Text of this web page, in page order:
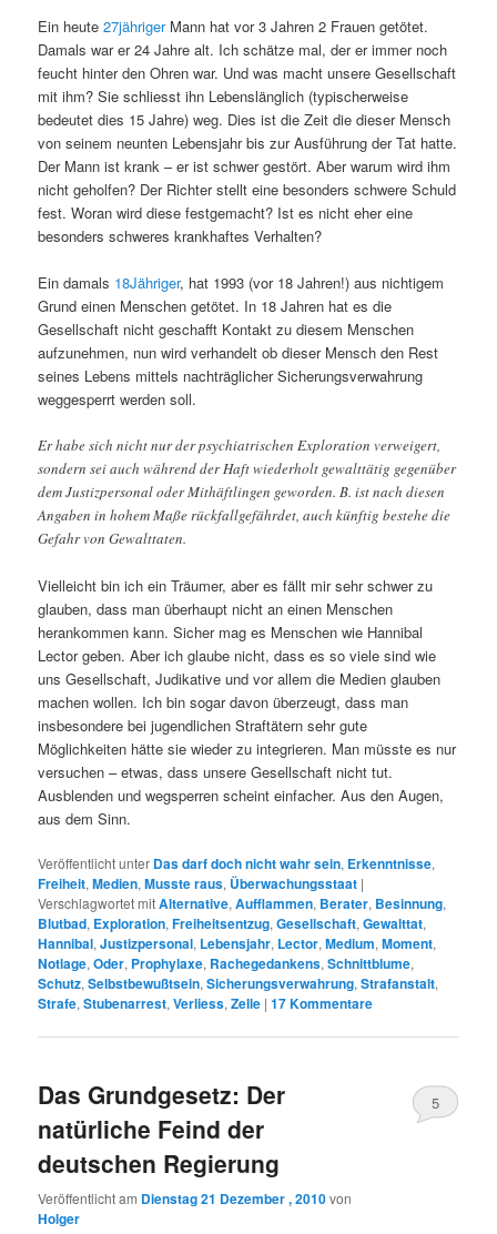
Ein heute27jährigerMann hat vor 3 Jahren 2 Frauen getötet.
Damals war er 24 Jahre alt. Ich schätze mal, der er immer noch
feucht hinter den Ohren war. Und was macht unsere Gesellschaft
mit ihm? Sie schliesst ihn Lebenslänglich (typischerweise
bedeutet dies 15 Jahre) weg. Dies ist die Zeit die dieser Mensch
von seinem neunten Lebensjahr bis zur Ausführung der Tat hatte.
Der Mann ist krank – er ist schwer gestört. Aber warum wird ihm
nicht geholfen? Der Richter stellt eine besonders schwere Schuld
fest. Woran wird diese festgemacht? Ist es nicht eher eine
besonders schweres krankhaftes Verhalten?
Ein damals 18Jähriger, hat 1993 (vor 18 Jahren!) aus nichtigem
Grund einen Menschen getötet. In 18 Jahren hat es die
Gesellschaft nicht geschafft Kontakt zu diesem Menschen
aufzunehmen, nun wird verhandelt ob dieser Mensch den Rest
seines Lebens mittels nachträglicher Sicherungsverwahrung
weggesperrt werden soll.
Er habe sich nicht nur der psychiatrischen Exploration verweigert,
sondern sei auch während der Haft wiederholt gewalttätig gegenüber
dem Justizpersonal oder Mithäftlingen geworden. B. ist nach diesen
Angaben in hohem Maße rückfallgefährdet, auch künftig bestehe die
Gefahr von Gewalttaten.
Vielleicht bin ich ein Träumer, aber es fällt mir sehr schwer zu
glauben, dass man überhaupt nicht an einen Menschen
herankommen kann. Sicher mag es Menschen wie Hannibal
Lector geben. Aber ich glaube nicht, dass es so viele sind wie
uns Gesellschaft, Judikative und vor allem die Medien glauben
machen wollen. Ich bin sogar davon überzeugt, dass man
insbesondere bei jugendlichen Straftätern sehr gute
Möglichkeiten hätte sie wieder zu integrieren. Man müsste es nur
versuchen – etwas, dass unsere Gesellschaft nicht tut.
Ausblenden und wegsperren scheint einfacher. Aus den Augen,
aus dem Sinn.
Veröffentlicht unter Das darf doch nicht wahr sein, Erkenntnisse,
Freiheit,Medien,Musste raus, Überwachungsstaat |
Verschlagwortet mitAlternative,Aufflammen, Berater, Besinnung,
Blutbad, Exploration,Freiheitsentzug,Gesellschaft,Gewalttat,
Hannibal,Justizpersonal, Lebensjahr, Lector,Medium,Moment,
Notlage,Oder, Prophylaxe, Rachegedankens,Schnittblume,
Schutz,Selbstbewußtsein,Sicherungsverwahrung,Strafanstalt,
Strafe,Stubenarrest,Verliess,Zelle |17Kommentare
Das Grundgesetz: Der
natürliche Feind der
deutschen Regierung
Veröffentlicht am Dienstag 21 Dezember , 2010von
Holger
5